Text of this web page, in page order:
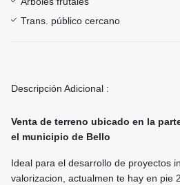
Trans. público cercano
Descripción Adicional :
Venta de terreno ubicado en la
el municipio de Bello
Ideal para el desarrollo de proyectos
valorizacion, actualmen te hay en pie